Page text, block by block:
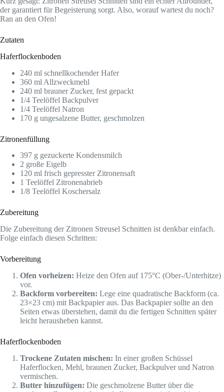
der garantiert für Begeisterung sorgt. Also, worauf wartest du noch?
Ran an den Ofen!
Zutaten
Haferflockenboden
240 ml schnellkochender Hafer
360 ml Allzweckmehl
240 ml brauner Zucker, fest gepackt
1/4 Teelöffel Backpulver
1/4 Teelöffel Natron
170 g ungesalzene Butter, geschmolzen
Zitronenfüllung
397 g gezuckerte Kondensmilch
2 große Eigelb
120 ml frisch gepresster Zitronensaft
1 Teelöffel Zitronenabrieb
1/8 Teelöffel Koschersalz
Zubereitung
Die Zubereitung der Zitronen Streusel Schnitten ist denkbar einfach.
Folge einfach diesen Schritten:
Vorbereitung
Ofen vorheizen: Heize den Ofen auf 175°C (Ober-/Unterhitze)
vor.
Backform vorbereiten: Lege eine quadratische Backform (ca.
23×23 cm) mit Backpapier aus. Das Backpapier sollte an den
Seiten etwas überstehen, damit du die fertigen Schnitten später
leicht herausheben kannst.
Haferflockenboden
Trockene Zutaten mischen: In einer großen Schüssel
Haferflocken, Mehl, braunen Zucker, Backpulver und Natron
vermischen.
Butter hinzufügen: Die geschmolzene Butter über die